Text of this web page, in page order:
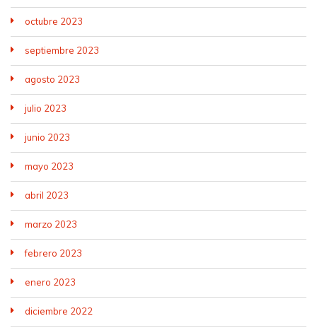
octubre 2023
septiembre 2023
agosto 2023
julio 2023
junio 2023
mayo 2023
abril 2023
marzo 2023
febrero 2023
enero 2023
diciembre 2022